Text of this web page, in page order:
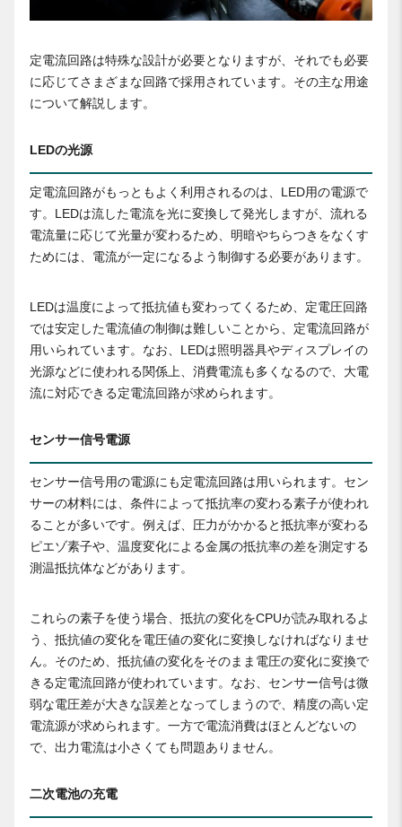
定電流回路は特殊な設計が必要となりますが、それでも必要
に応じてさまざまな回路で採用されています。その主な用途
について解説します。
LEDの光源
定電流回路がもっともよく利用されるのは、LED用の電源で
す。LEDは流した電流を光に変換して発光しますが、流れる
電流量に応じて光量が変わるため、明暗やちらつきをなくす
ためには、電流が一定になるよう制御する必要があります。
LEDは温度によって抵抗値も変わってくるため、定電圧回路
では安定した電流値の制御は難しいことから、定電流回路が
用いられています。なお、LEDは照明器具やディスプレイの
光源などに使われる関係上、消費電流も多くなるので、大電
流に対応できる定電流回路が求められます。
センサー信号電源
センサー信号用の電源にも定電流回路は用いられます。セン
サーの材料には、条件によって抵抗率の変わる素子が使われ
ることが多いです。例えば、圧力がかかると抵抗率が変わる
ピエゾ素子や、温度変化による金属の抵抗率の差を測定する
測温抵抗体などがあります。
これらの素子を使う場合、抵抗の変化をCPUが読み取れるよ
う、抵抗値の変化を電圧値の変化に変換しなければなりませ
ん。そのため、抵抗値の変化をそのまま電圧の変化に変換で
きる定電流回路が使われています。なお、センサー信号は微
弱な電圧差が大きな誤差となってしまうので、精度の高い定
電流源が求められます。一方で電流消費はほとんどないの
で、出力電流は小さくても問題ありません。
二次電池の充電